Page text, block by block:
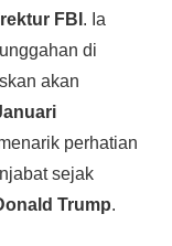
FBI . Ia
di
akan
perhatian
sejak
Trump.